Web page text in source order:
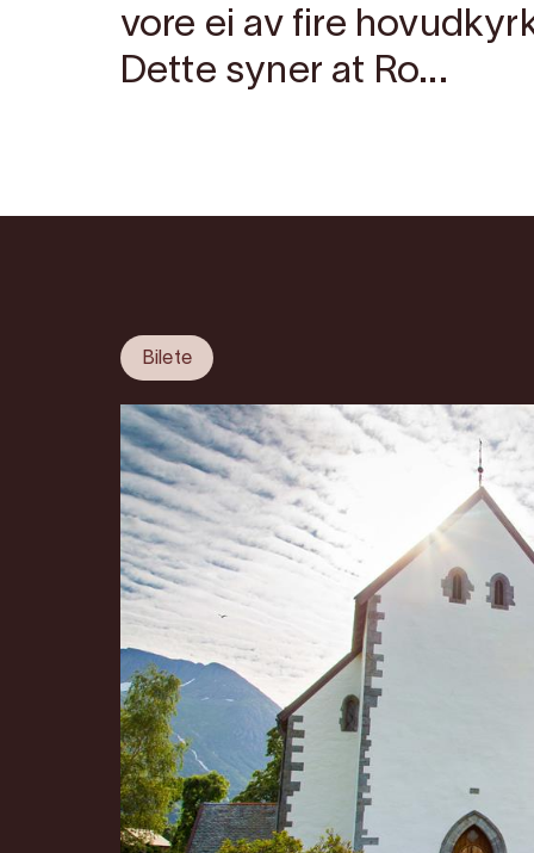
vore ei av fire
Dette syner at Ro...
Bilete